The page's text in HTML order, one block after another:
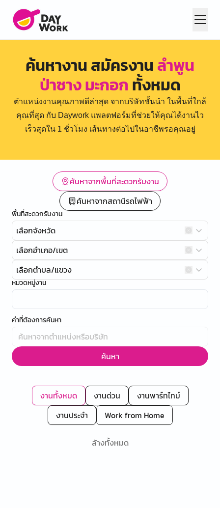
ค้นหางาน สมัครงานลำพูน
ป่าซาง มะกอกทั้งหมด
ตำแหน่งงานคุณภาพดีล่าสุด จากบริษัทชั้นนำ ในพื้นที่ใกล้
คุณที่สุด กับ Daywork แพลตฟอร์มที่ช่วยให้คุณได้งานไว
เร็วสุดใน 1 ชั่วโมง เส้นทางต่อไปในอาชีพรอคุณอยู่
ค้นหาจากพื้นที่สะดวกรับงาน
ค้นหาจากสถานีรถไฟฟ้า
พื้นที่สะดวกรับงาน
เลือกจังหวัด
เลือกอำเภอ/เขต
เลือกตำบล/แขวง
หมวดหมู่งาน
คำที่ต้องการค้นหา
ค้นหา
งานทั้งหมด งานด่วน
งานพาร์ทไทม์
งานประจำ
Work from Home
ล้างทั้งหมด